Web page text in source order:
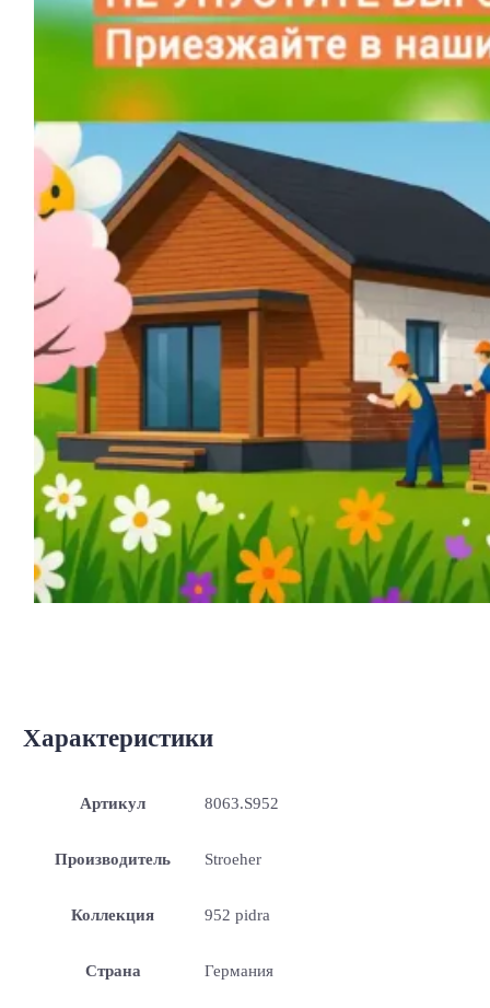
Характеристики
Артикул 8063.S952
Производитель Stroeher
Коллекция 952 pidra
Страна Германия